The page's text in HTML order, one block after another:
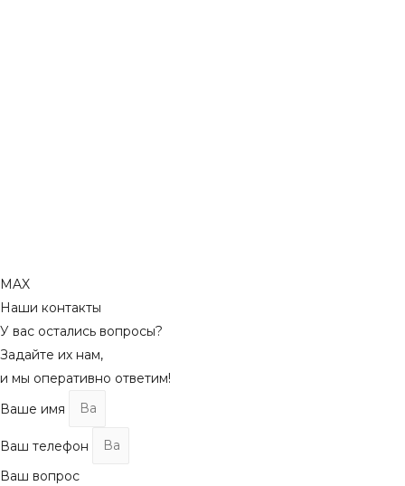
MAX
Наши контакты
У вас остались вопросы?
Задайте их нам,
и мы оперативно ответим!
Ваше имя
Ваш телефон
Ваш вопрос